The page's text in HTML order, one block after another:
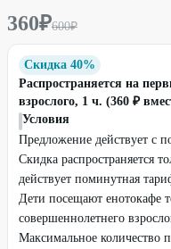
360₽600₽
Скидка 40%
Распространяется на
взрослого, 1 ч. (360 ₽
Условия
Предложение действует с
Скидка распространяется
действует поминутная
Дети посещают енотокафе
совершеннолетнего
Максимальное количество